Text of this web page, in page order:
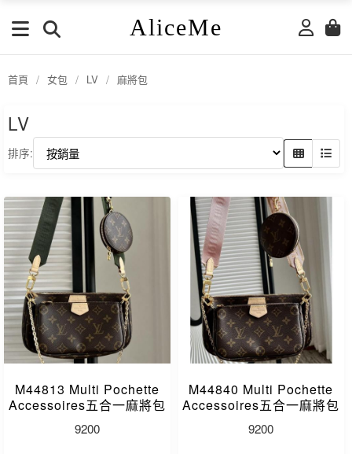
AliceMe
首頁 / 女包 / LV / 麻將包
LV
排序:
M44813 Multi Pochette
Accessoires五合一麻將包
9200
M44840 Multi Pochette
Accessoires五合一麻將包
9200